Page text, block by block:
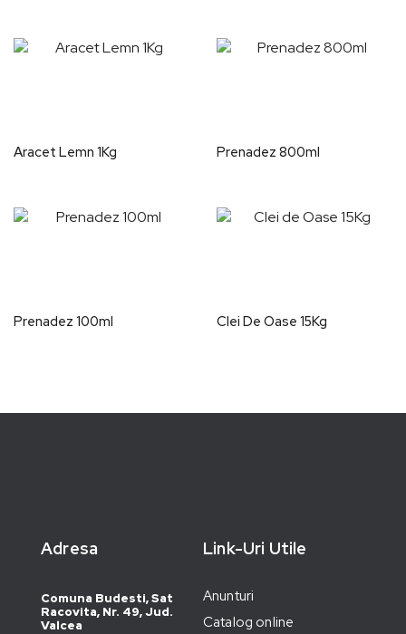
Aracet Lemn 1Kg Prenadez 800ml
Prenadez 100ml Clei De Oase 15Kg
Adresa
Comuna Budesti, Sat
Racovita, Nr. 49, Jud.
Valcea
Link-Uri Utile
Anunturi
Catalog online